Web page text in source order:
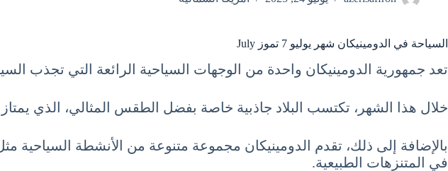
السياحة في الدومينيكان شهر يوليو 7 تموز July
تعد جمهورية الدومينيكان واحدة من الوجهات السياحية الرائعة التي تجذب
خلال هذا الشهر، تكتسب البلاد جاذبية خاصة بفضل الطقس المثالي، الذي يمتاز
بالإضافة إلى ذلك، تقدم الدومينيكان مجموعة متنوعة من الأنشطة السياحية
في المتنزهات الطبيعية.